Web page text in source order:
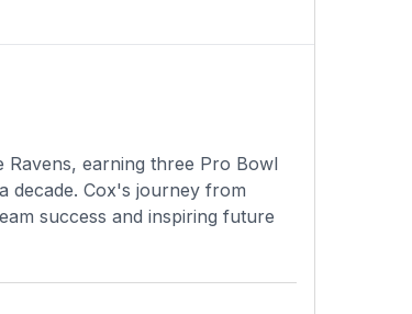
earning three Pro Bowl
decade. Cox's journey from
success and inspiring future